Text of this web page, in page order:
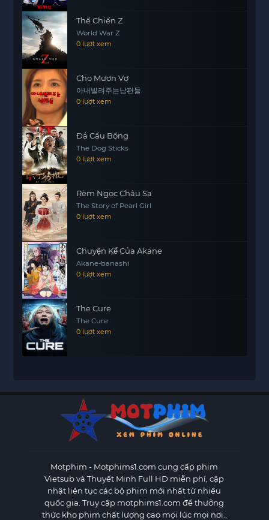
Thế Chiến Z
World War Z
0 lượt xem
Cho Mượn Vợ
아내빌려주는남편들
0 lượt xem
Đả Cẩu Bổng
The Dog Sticks
0 lượt xem
Rèm Ngọc Châu Sa
The Story of Pearl Girl
0 lượt xem
Chuyện Kể Của Akane
Akane-banashi
0 lượt xem
The Cure
The Cure
0 lượt xem
Motphim - Motphims1.com cung cấp phim
Vietsub và Thuyết Minh Full HD miễn phí, cập
nhật liên tục các bộ phim mới nhất từ nhiều
quốc gia. Truy cập motphims1.com để thưởng
thức kho phim chất lượng cao mọi lúc mọi nơi..